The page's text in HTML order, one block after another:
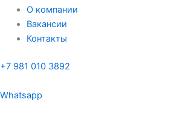
О компании
Вакансии
Контакты
+7 981 010 3892
Whatsapp